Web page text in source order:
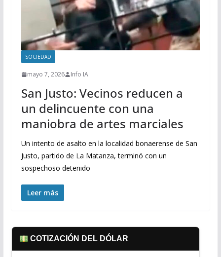
SOCIEDAD
mayo 7, 2026 Info IA
San Justo: Vecinos reducen a
un delincuente con una
maniobra de artes marciales
Un intento de asalto en la localidad bonaerense de San
Justo, partido de La Matanza, terminó con un
sospechoso detenido
Leer más
COTIZACIÓN DEL DÓLAR